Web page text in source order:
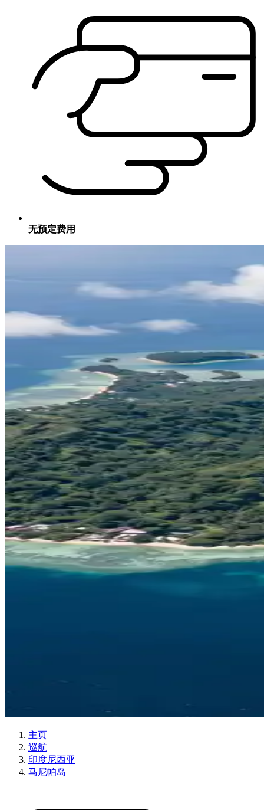
无预定费用
主页
巡航
印度尼西亚
马尼帕岛